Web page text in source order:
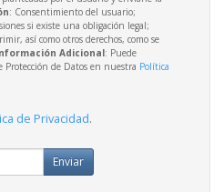
: Consentimiento del usuario;
si existe una obligación legal;
así como otros derechos, como se
Adicional: Puede
de Datos en nuestra Política
de Privacidad.
Enviar